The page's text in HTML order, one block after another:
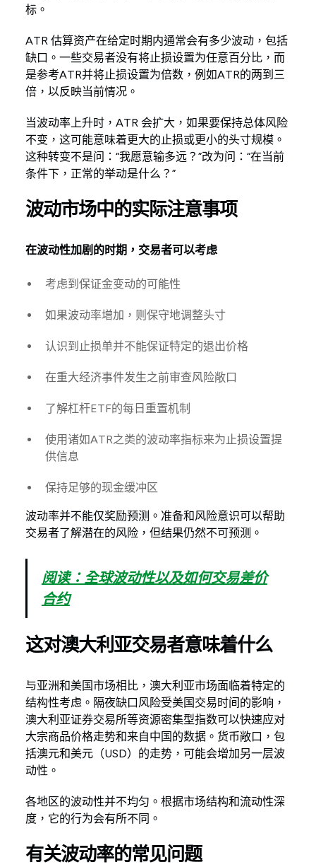
标。
ATR 估算资产在给定时期内通常会有多少波动，包括
缺口。一些交易者没有将止损设置为任意百分比，而
是参考ATR并将止损设置为倍数，例如ATR的两到三
倍，以反映当前情况。
当波动率上升时，ATR 会扩大，如果要保持总体风险
不变，这可能意味着更大的止损或更小的头寸规模。
这种转变不是问：“我愿意输多远？”改为问：“在当前
条件下，正常的举动是什么？”
波动市场中的实际注意事项
在波动性加剧的时期，交易者可以考虑
考虑到保证金变动的可能性
如果波动率增加，则保守地调整头寸
认识到止损单并不能保证特定的退出价格
在重大经济事件发生之前审查风险敞口
了解杠杆ETF的每日重置机制
使用诸如ATR之类的波动率指标来为止损设置提
供信息
保持足够的现金缓冲区
波动率并不能仅奖励预测。准备和风险意识可以帮助
交易者了解潜在的风险，但结果仍然不可预测。
阅读：全球波动性以及如何交易差价
合约
这对澳大利亚交易者意味着什么
与亚洲和美国市场相比，澳大利亚市场面临着特定的
结构性考虑。隔夜缺口风险受美国交易时间的影响，
澳大利亚证券交易所等资源密集型指数可以快速应对
大宗商品价格走势和来自中国的数据。货币敞口，包
括澳元和美元（USD）的走势，可能会增加另一层波
动性。
各地区的波动性并不均匀。根据市场结构和流动性深
度，它的行为会有所不同。
有关波动率的常见问题